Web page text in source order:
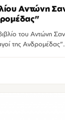
Αντώνη
του Αντώνη
της Ανδρομέδας".